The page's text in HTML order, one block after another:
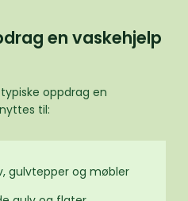
en vaskehjelp
oppdrag en
til:
gulvtepper og møbler